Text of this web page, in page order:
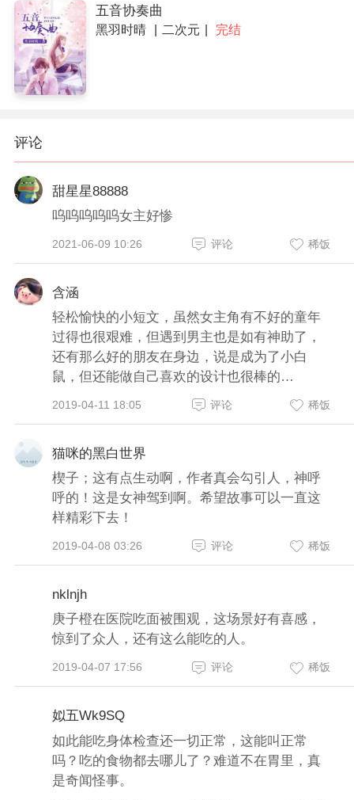
五音协奏曲
黑羽时晴 二次元 完结
评论
甜星星88888
呜呜呜呜呜女主好惨
2021-06-09 10:26 评论 稀饭
含涵
轻松愉快的小短文，虽然女主角有不好的童年
过得也很艰难，但遇到男主也是如有神助了，
还有那么好的朋友在身边，说是成为了小白
鼠，但还能做自己喜欢的设计也很棒的…
2019-04-11 18:05 评论 稀饭
猫咪的黑白世界
楔子；这有点生动啊，作者真会勾引人，神呼
呼的！这是女神驾到啊。希望故事可以一直这
样精彩下去！
2019-04-08 03:26 评论 稀饭
nklnjh
庚子橙在医院吃面被围观，这场景好有喜感，
惊到了众人，还有这么能吃的人。
2019-04-07 17:56 评论 稀饭
姒五Wk9SQ
如此能吃身体检查还一切正常，这能叫正常
吗？吃的食物都去哪儿了？难道不在胃里，真
是奇闻怪事。